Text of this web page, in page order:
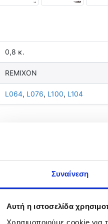
Συναίνεση
Αυτή η ιστοσελίδα
Χρησιμοποιούμε cookie για
0,8 κ.
REMIXON
L064, L076, L100, L104
πληροφορίες
αποτελούν μέλος της
κοντό και χοντρό σώμα
και 3D μάτια